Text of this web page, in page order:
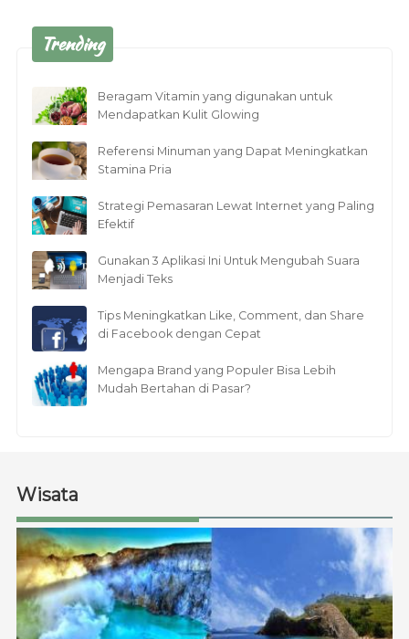
Trending
Beragam Vitamin yang digunakan untuk
Mendapatkan Kulit Glowing
Referensi Minuman yang Dapat Meningkatkan
Stamina Pria
Strategi Pemasaran Lewat Internet yang Paling
Efektif
Gunakan 3 Aplikasi Ini Untuk Mengubah Suara
Menjadi Teks
Tips Meningkatkan Like, Comment, dan Share
di Facebook dengan Cepat
Mengapa Brand yang Populer Bisa Lebih
Mudah Bertahan di Pasar?
Wisata